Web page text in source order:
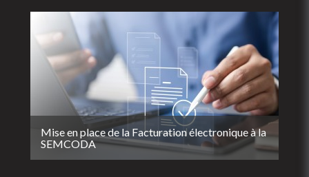
Mise en place de la Facturation électronique à la
SEMCODA